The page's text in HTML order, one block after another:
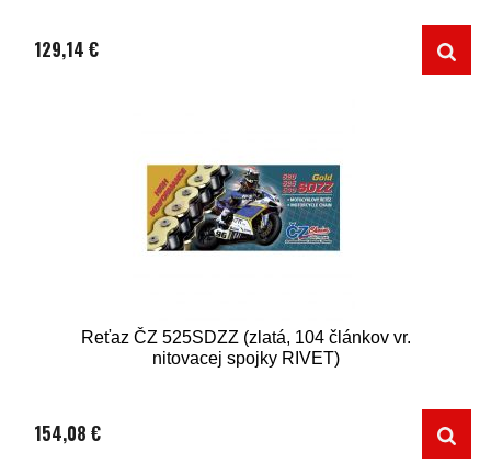
129,14 €
Reťaz ČZ 525SDZZ (zlatá, 104 článkov vr.
nitovacej spojky RIVET)
154,08 €